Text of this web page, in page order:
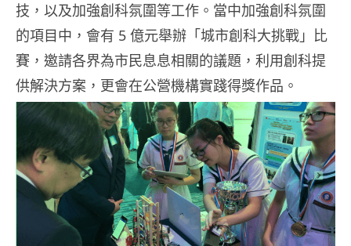
技，以及加強創科氛圍等工作。當中加強創科氛圍
的項目中，會有 5 億元舉辦「城市創科大挑戰」比
賽，邀請各界為市民息息相關的議題，利用創科提
供解決方案，更會在公營機構實踐得獎作品。